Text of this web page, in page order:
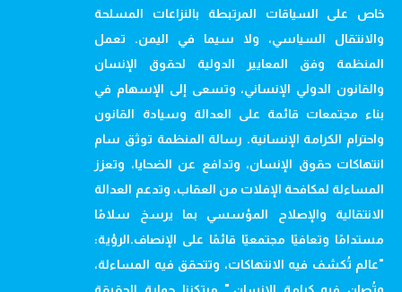
خاص على السياقات المرتبطة بالنزاعات المسلحة
والانتقال السياسي، ولا سيما في اليمن. تعمل
المنظمة وفق المعايير الدولية لحقوق الإنسان
والقانون الدولي الإنساني، وتسعى إلى الإسهام في
بناء مجتمعات قائمة على العدالة وسيادة القانون
واحترام الكرامة الإنسانية. رسالة المنظمة توثق سام
انتهاكات حقوق الإنسان، وتدافع عن الضحايا، وتعزز
المساءلة لمكافحة الإفلات من العقاب، وتدعم العدالة
الانتقالية والإصلاح المؤسسي بما يرسخ سلامًا
مستدامًا وتعافيًا مجتمعيًا قائمًا على الإنصاف.الرؤية:
"عالم تُكشف فيه الانتهاكات، وتتحقق فيه المساءلة،